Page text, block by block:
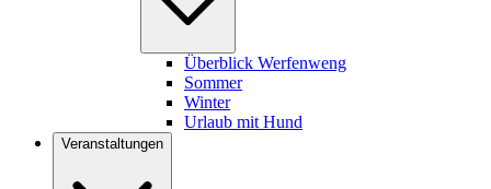
Überblick Werfenweng
Sommer
Winter
Urlaub mit Hund
Veranstaltungen